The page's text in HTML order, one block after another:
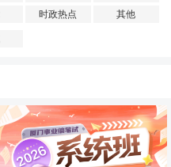
时政热点 其他